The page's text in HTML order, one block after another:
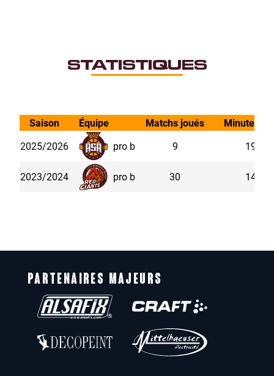
STATISTIQUES
Saison Équipe Matchs joués
Minutes
2025/2026
pro b 9 19.91
2023/2024 pro b 30 14.81
PARTENAIRES MAJEURS